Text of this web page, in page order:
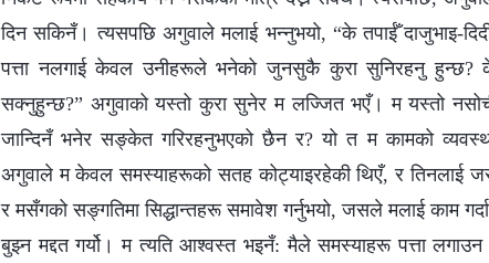
दिन सकिनँ। त्यसपछि अगुवाले मलाई भन्नुभयो, “के तपाईँ दाजुभाइ-
पत्ता नलगाई केवल उनीहरूले भनेको जुनसुकै कुरा सुनिरहनु हुन्छ?
सक्नुहुन्छ?” अगुवाको यस्तो कुरा सुनेर म लज्जित भएँ। म यस्तो
जान्दिनँ भनेर सङ्केत गरिरहनुभएको छैन र? यो त म कामको
अगुवाले म केवल समस्याहरूको सतह कोट्याइरहेकी थिएँ, र तिनलाई
र मसँगको सङ्गतिमा सिद्धान्तहरू समावेश गर्नुभयो, जसले मलाई काम
बुझ्न मद्दत गर्यो। म त्यति आश्वस्त भइनँ: मैले समस्याहरू पत्ता